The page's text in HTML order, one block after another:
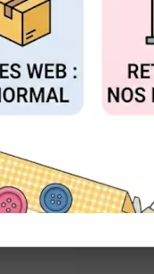
l'aquarelle